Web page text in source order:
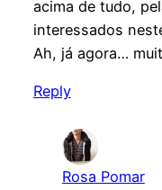
acima de tudo,
interessados
Ah, já agora…
Reply
Rosa Pomar